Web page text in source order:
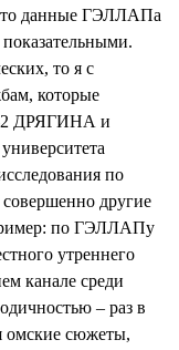
данные ГЭЛЛАПа
то я с
которые
2 ДРЯГИНА и
по
другие
по ГЭЛЛАПу
утреннего
канале среди
– раз в
омские сюжеты,